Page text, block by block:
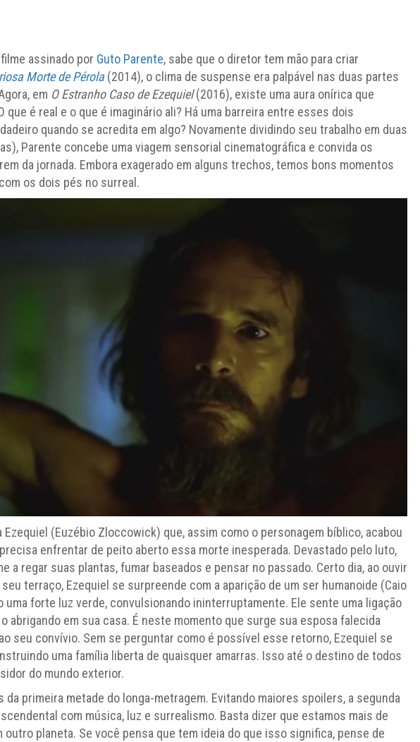
assinado por Guto Parente, sabe que o diretor tem mão para criar
Morte de Pérola(2014), o clima de suspense era palpável nas duas partes
em O Estranho Caso de Ezequiel(2016), existe uma aura onírica que
que é real e o que é imaginário ali? Há uma barreira entre esses dois
quando se acredita em algo? Novamente dividindo seu trabalho em duas
Parente concebe uma viagem sensorial cinematográfica e convida os
da jornada. Embora exagerado em alguns trechos, temos bons momentos
os dois pés no surreal.
Ezequiel (Euzébio Zloccowick) que, assim como o personagem bíblico, acabou
enfrentar de peito aberto essa morte inesperada. Devastado pelo luto,
a regar suas plantas, fumar baseados e pensar no passado. Certo dia, ao ouvir
terraço, Ezequiel se surpreende com a aparição de um ser humanoide (Caio
uma forte luz verde, convulsionando ininterruptamente. Ele sente uma ligação
abrigando em sua casa. É neste momento que surge sua esposa falecida
seu convívio. Sem se perguntar como é possível esse retorno, Ezequiel se
uma família liberta de quaisquer amarras. Isso até o destino de todos
do mundo exterior.
da primeira metade do longa-metragem. Evitando maiores spoilers, a segunda
com música, luz e surrealismo. Basta dizer que estamos mais de
outro planeta. Se você pensa que tem ideia do que isso significa, pense de